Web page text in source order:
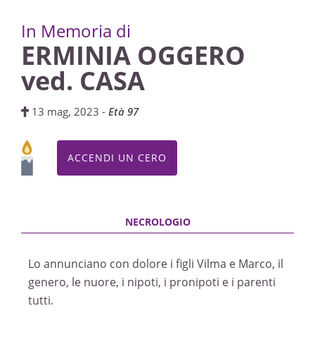
In Memoria di
ERMINIA OGGERO
ved. CASA
13 mag, 2023 -Età 97
ACCENDI UN CERO
Lo annunciano con dolore i figli Vilma e Marco, il
genero, le nuore, i nipoti, i pronipoti e i parenti
tutti.